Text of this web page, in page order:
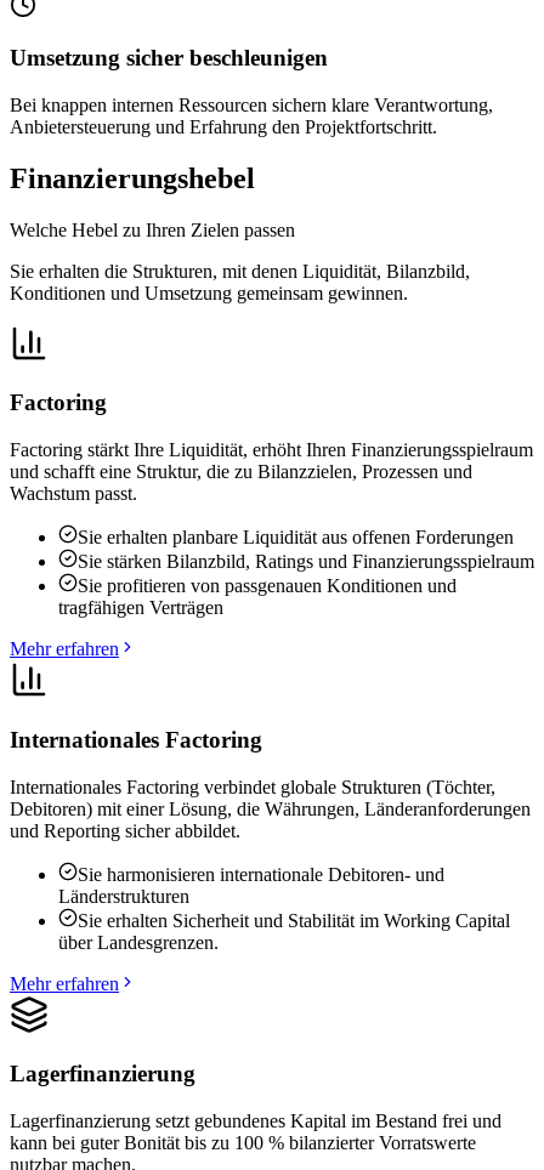
Umsetzung sicher beschleunigen
Bei knappen internen Ressourcen sichern klare Verantwortung,
Anbietersteuerung und Erfahrung den Projektfortschritt.
Finanzierungshebel
Welche Hebel zu Ihren Zielen passen
Sie erhalten die Strukturen, mit denen Liquidität, Bilanzbild,
Konditionen und Umsetzung gemeinsam gewinnen.
Factoring
Factoring stärkt Ihre Liquidität, erhöht Ihren Finanzierungsspielraum
und schafft eine Struktur, die zu Bilanzzielen, Prozessen und
Wachstum passt.
Sie erhalten planbare Liquidität aus offenen Forderungen
Sie stärken Bilanzbild, Ratings und Finanzierungsspielraum
Sie profitieren von passgenauen Konditionen und
tragfähigen Verträgen
Mehr erfahren
Internationales Factoring
Internationales Factoring verbindet globale Strukturen (Töchter,
Debitoren) mit einer Lösung, die Währungen, Länderanforderungen
und Reporting sicher abbildet.
Sie harmonisieren internationale Debitoren- und
Länderstrukturen
Sie erhalten Sicherheit und Stabilität im Working Capital
über Landesgrenzen.
Mehr erfahren
Lagerfinanzierung
Lagerfinanzierung setzt gebundenes Kapital im Bestand frei und
kann bei guter Bonität bis zu 100 % bilanzierter Vorratswerte
nutzbar machen.